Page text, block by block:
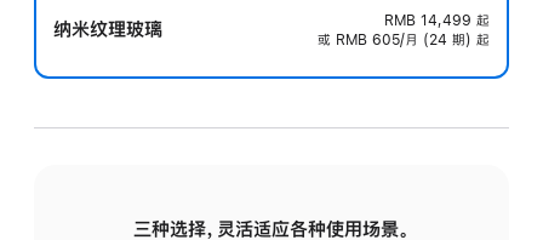
纳米纹理玻璃 RMB 14,499 起
或 RMB 605/月 (24 期) 起
三种选择，灵活适应各种使用场景。